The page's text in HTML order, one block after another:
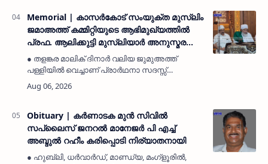
Memorial | കാസർകോട് സംയുക്ത മുസ്ലിം
ജമാഅത്ത് കമ്മിറ്റിയുടെ ആഭിമുഖ്യത്തിൽ
പ്രഫ. ആലിക്കുട്ടി മുസ്ലിയാർ അനുസ്മരണം
നടത്തി
● തളങ്കര മാലിക് ദിനാർ വലിയ ജുമുഅത്ത്
പള്ളിയിൽ വെച്ചാണ് പ്രാർഥനാ സദസ്സ്
ഒരുക്കിയത്● സമസ്ത ട്രഷറർ കൊയ്യോട് ഉമർ
മുസ്ലിയാർ പരിപാടിക്ക് നേതൃത്വം
കാസർകോട…
Obituary | കർണാടക മുൻ സിവില്‍
സപ്ലൈസ് ജനറൽ മാനേജർ പി എച്ച്
അബ്ദുൽ റഹീം കരിപ്പൊടി നിര്യാതനായി
● ഹുബ്ലി, ധർവാർഡ്, മാണ്ഡ്യ, മംഗ്ളൂരിൽ,